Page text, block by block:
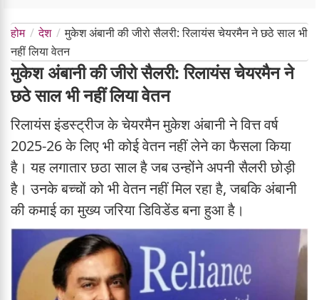
होम देश
मुकेश अंबानी की जीरो सैलरी: रिलायंस चेयरमैन ने छठे साल भी
नहीं लिया वेतन
मुकेश अंबानी की जीरो सैलरी: रिलायंस चेयरमैन ने
छठे साल भी नहीं लिया वेतन
रिलायंस इंडस्ट्रीज के चेयरमैन मुकेश अंबानी ने वित्त वर्ष
2025-26 के लिए भी कोई वेतन नहीं लेने का फैसला किया
है। यह लगातार छठा साल है जब उन्होंने अपनी सैलरी छोड़ी
है। उनके बच्चों को भी वेतन नहीं मिल रहा है, जबकि अंबानी
की कमाई का मुख्य जरिया डिविडेंड बना हुआ है।